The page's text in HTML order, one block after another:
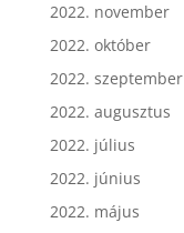
2022. november
2022. október
2022. szeptember
2022. augusztus
2022. július
2022. június
2022. május